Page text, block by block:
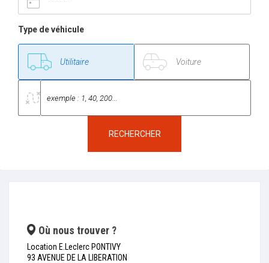
Type de véhicule
RECHERCHER
Où nous trouver ?
Location E.Leclerc PONTIVY
93 AVENUE DE LA LIBERATION